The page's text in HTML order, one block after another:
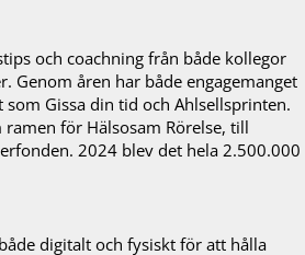
och coachning från både kollegor
Genom åren har både engagemanget
Gissa din tid och Ahlsellsprinten.
för Hälsosam Rörelse, till
2024 blev det hela 2.500.000
digitalt och fysiskt för att hålla